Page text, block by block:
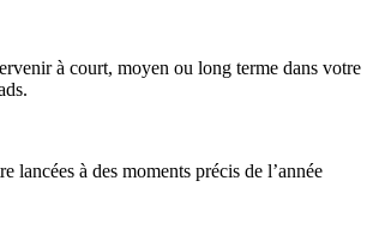
à court, moyen ou long terme dans votre
lancées à des moments précis de l’année